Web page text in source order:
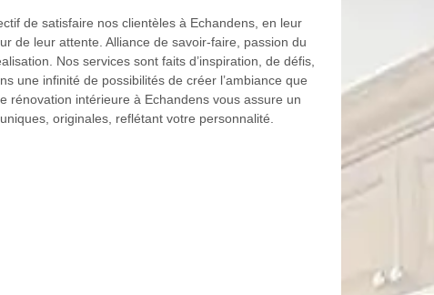
de satisfaire nos clientèles à Echandens, en leur
de leur attente. Alliance de savoir-faire, passion du
Nos services sont faits d’inspiration, de défis,
une infinité de possibilités de créer l’ambiance que
rénovation intérieure à Echandens vous assure un
originales, reflétant votre personnalité.